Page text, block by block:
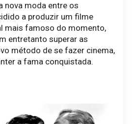
nova moda entre os
a produzir um filme
mais famoso do momento,
entretanto superar as
método de se fazer cinema,
a fama conquistada.